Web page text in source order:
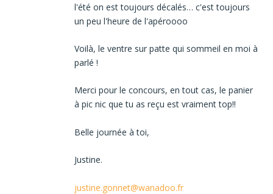
l'été on est toujours décalés… c'est toujours
un peu l'heure de l'apéroooo
Voilà, le ventre sur patte qui sommeil en moi à
parlé !
Merci pour le concours, en tout cas, le panier
à pic nic que tu as reçu est vraiment top!!
Belle journée à toi,
Justine.
justine.gonnet@wanadoo.fr